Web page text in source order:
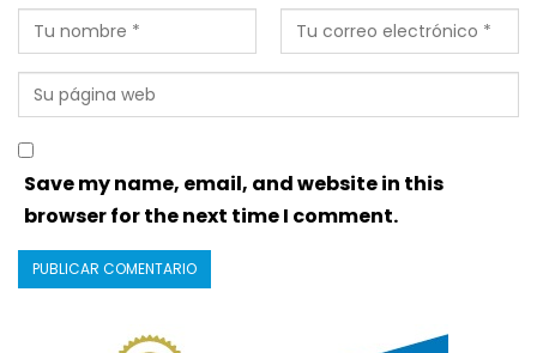
Save my name, email, and website in this
browser for the next time I comment.